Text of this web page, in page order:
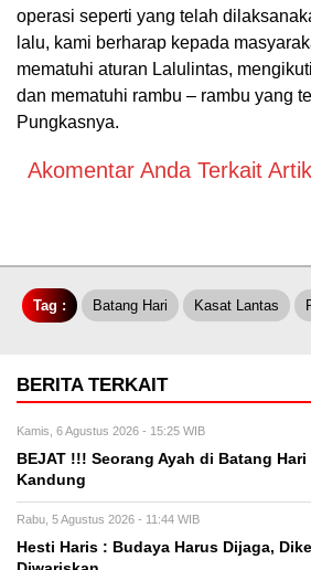
operasi seperti yang telah
lalu, kami berharap kepada
mematuhi aturan Lalulintas,
dan mematuhi rambu – rambu yang
Pungkasnya.
Akomentar Anda Terkait
Tag : Batang Hari Kasat Lantas
BERITA TERKAIT
Kamis, 6 Agustus 2026 - 15:25 WIB
BEJAT !!! Seorang Ayah di Batang
Kandung
Rabu, 5 Agustus 2026 - 11:44 WIB
Hesti Haris : Budaya Harus Dijaga,